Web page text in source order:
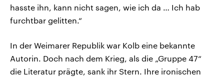
hasste ihn, kann nicht sagen, wie ich da … Ich hab
furchtbar gelitten.“
In der Weimarer Republik war Kolb eine bekannte
Autorin. Doch nach dem Krieg, als die „Gruppe 47“
die Literatur prägte, sank ihr Stern. Ihre ironischen